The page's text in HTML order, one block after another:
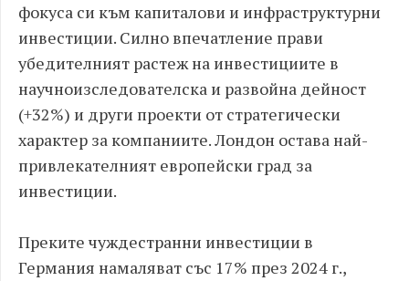
фокуса си към капиталови и инфраструктурни
инвестиции. Силно впечатление прави
убедителният растеж на инвестициите в
научноизследователска и развойна дейност
(+32%) и други проекти от стратегически
характер за компаниите. Лондон остава най-
привлекателният европейски град за
инвестиции.
Преките чуждестранни инвестиции в
Германия намаляват със 17% през 2024 г.,